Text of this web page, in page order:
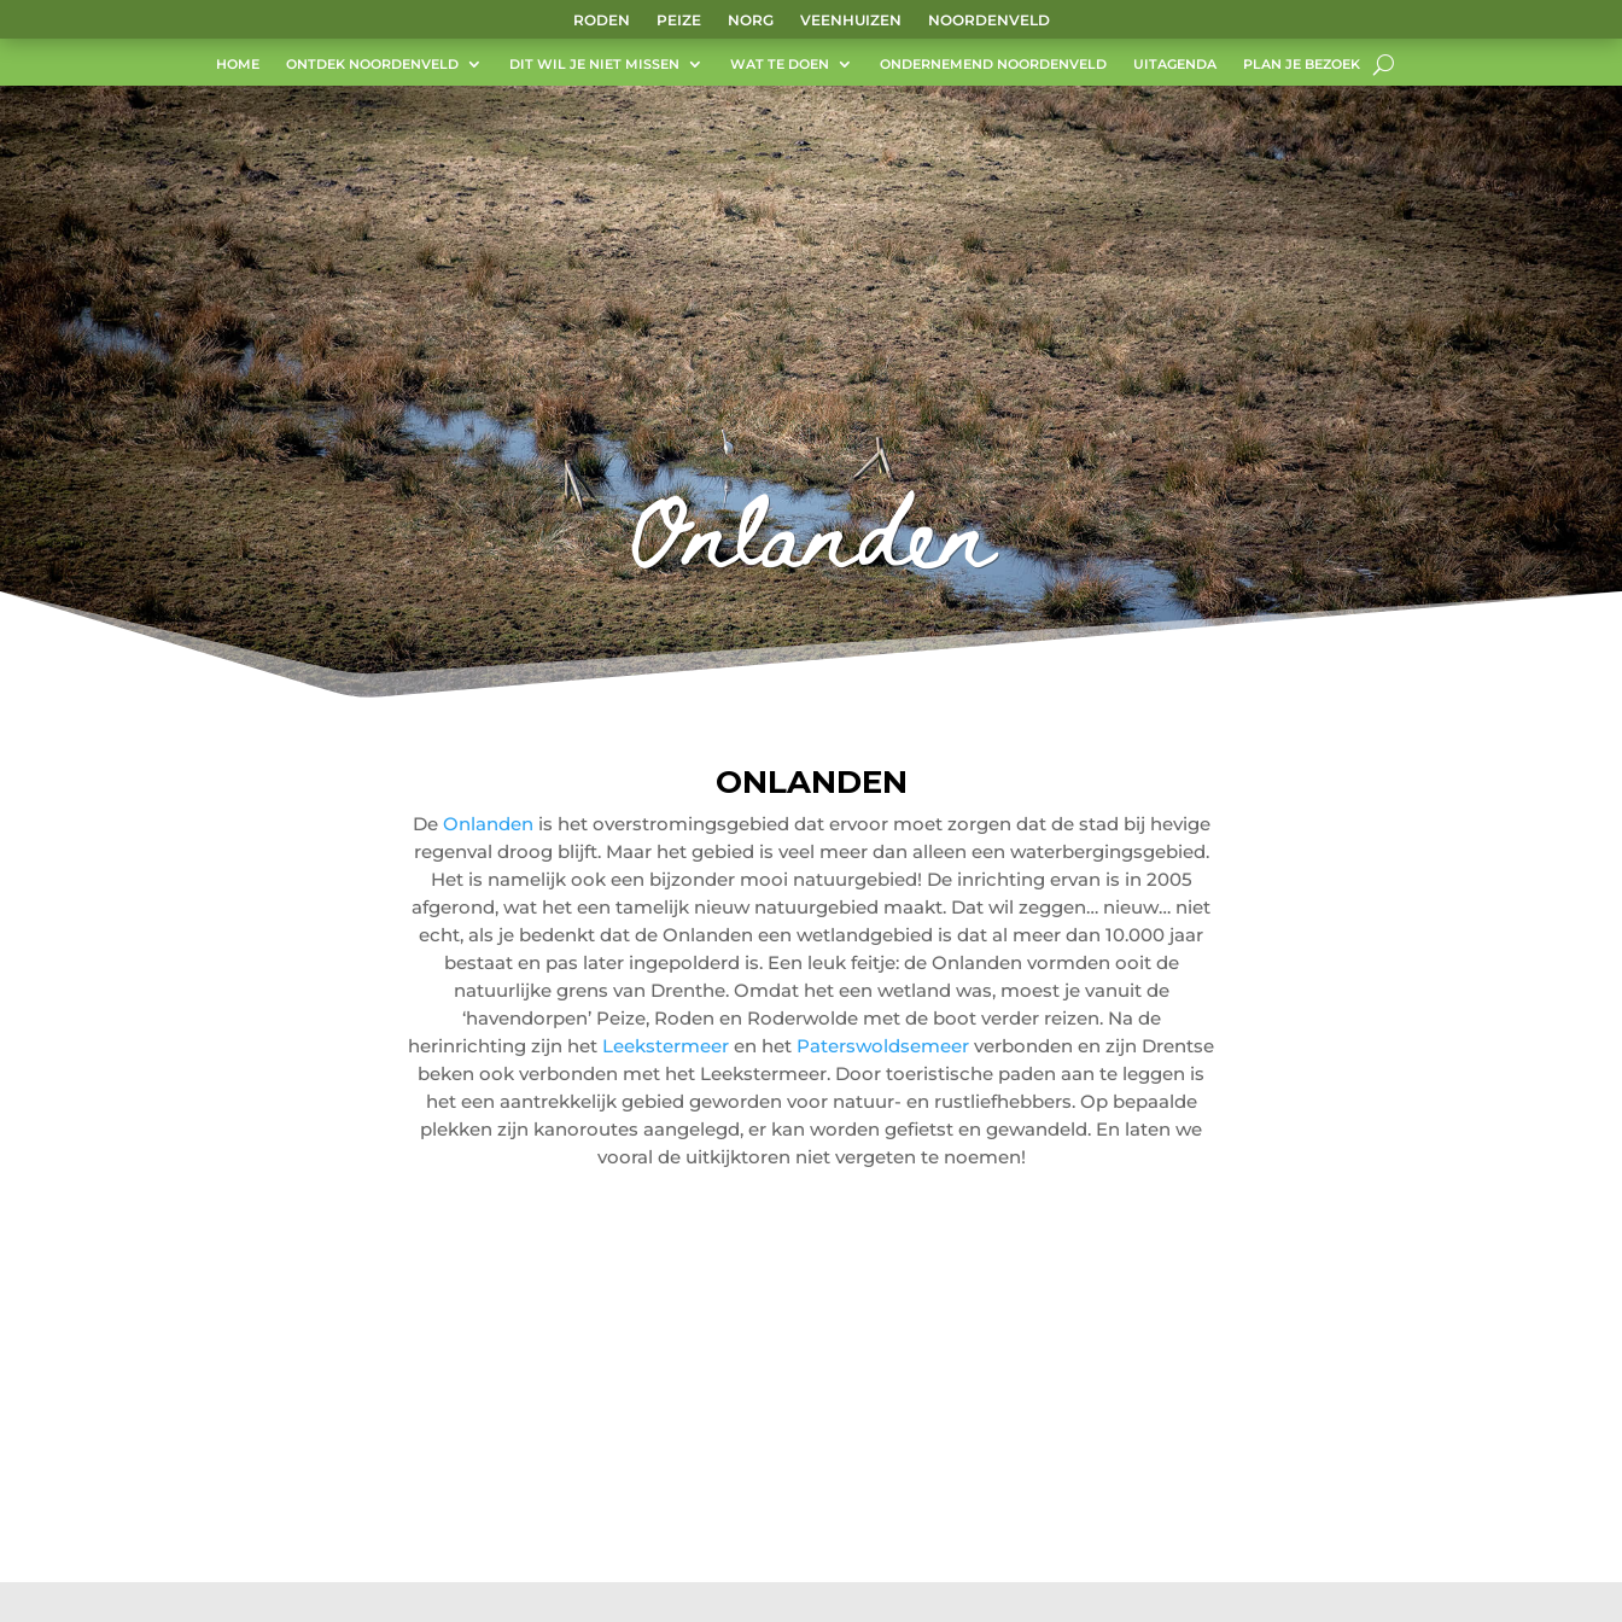
RODEN PEIZE NORG VEENHUIZEN NOORDENVELD
HOME ONTDEK NOORDENVELD DIT WIL JE NIET MISSEN WAT TE DOEN ONDERNEMEND NOORDENVELD UITAGENDA PLAN JE BEZOEK
Onlanden
ONLANDEN
De Onlanden is het overstromingsgebied dat ervoor moet zorgen dat de stad bij hevige
regenval droog blijft. Maar het gebied is veel meer dan alleen een waterbergingsgebied.
Het is namelijk ook een bijzonder mooi natuurgebied! De inrichting ervan is in 2005
afgerond, wat het een tamelijk nieuw natuurgebied maakt. Dat wil zeggen… nieuw… niet
echt, als je bedenkt dat de Onlanden een wetlandgebied is dat al meer dan 10.000 jaar
bestaat en pas later ingepolderd is. Een leuk feitje: de Onlanden vormden ooit de
natuurlijke grens van Drenthe. Omdat het een wetland was, moest je vanuit de
‘havendorpen’ Peize, Roden en Roderwolde met de boot verder reizen. Na de
herinrichting zijn het Leekstermeer en het Paterswoldsemeer verbonden en zijn Drentse
beken ook verbonden met het Leekstermeer. Door toeristische paden aan te leggen is
het een aantrekkelijk gebied geworden voor natuur- en rustliefhebbers. Op bepaalde
plekken zijn kanoroutes aangelegd, er kan worden gefietst en gewandeld. En laten we
vooral de uitkijktoren niet vergeten te noemen!